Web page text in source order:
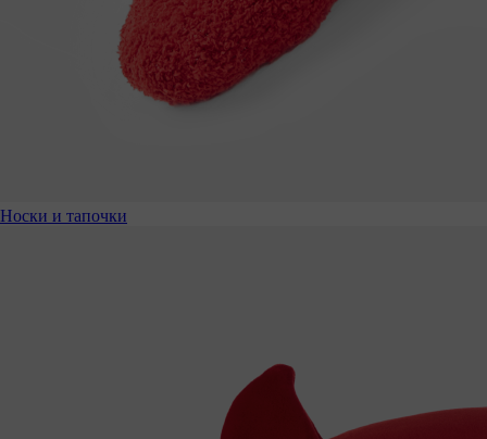
Носки и тапочки